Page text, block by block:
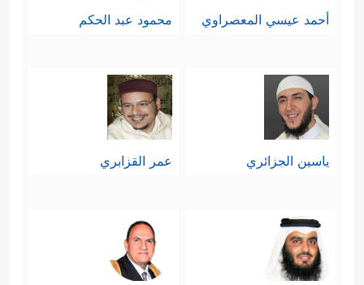
أحمد عيسي المعصراوي محمود عبد الحكم
ياسين الجزائري عمر القزابري